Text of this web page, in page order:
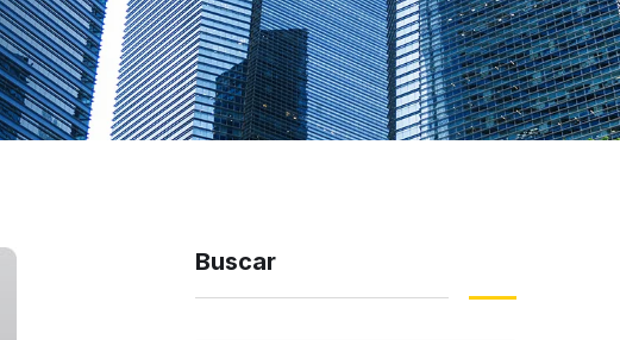
Buscar